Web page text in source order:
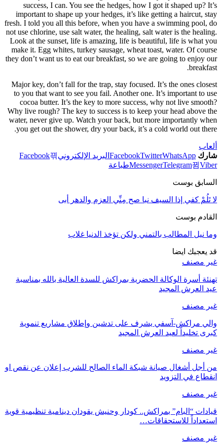
fresh. I
not use
Look
make
they
Major
to
Why
water,
you
نقص او
قوية